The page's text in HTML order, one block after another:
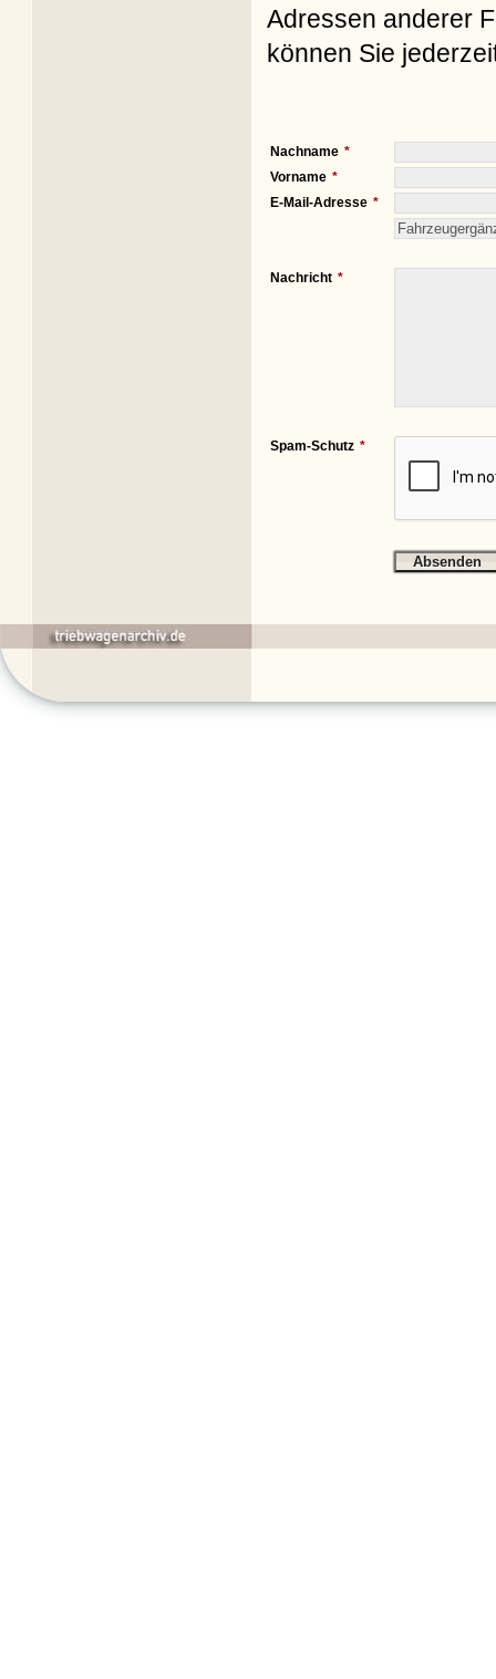
Adressen anderer
können Sie
Nachname
Vorname
E-Mail-Adresse
Nachricht
Spam-Schutz